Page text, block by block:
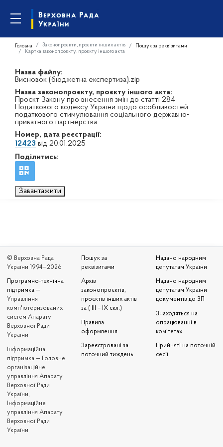
Головна Законопроєкти, проєкти інших актів
Пошук за реквізитами
Картка законопроєкту, проєкту іншого акта
Назва файлу:
Висновок (бюджетна експертиза).zip
Назва законопроєкту, проєкту іншого акта:
Проєкт Закону про внесення змін до статті 284
Податкового кодексу України щодо особливостей
податкового стимулювання соціального державно-
приватного партнерства
Номер, дата реєстрації:
12423 від 20.01.2025
Поділитись:
Завантажити
© Верховна Рада
України 1994—2026
Програмно-технічна
підтримка —
Управління
комп'ютеризованих
систем Апарату
Верховної Ради
України
Iнформаційна
підтримка — Головне
організаційне
управління Апарату
Верховної Ради
України,
Інформаційне
управління Апарату
Верховної Ради
України
Пошук за
реквізитами
Архів
законопроєктів,
проєктів інших актів
за ( III – IX скл.)
Правила
оформлення
Зареєстровані за
поточний тиждень
Надано народним
депутатам України
Надано народним
депутатам України
документів до ЗП
Знаходяться на
опрацюванні в
комітетах
Прийняті на поточній
сесії